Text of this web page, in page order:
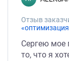
Отзыв
Сергею мое
то, что я